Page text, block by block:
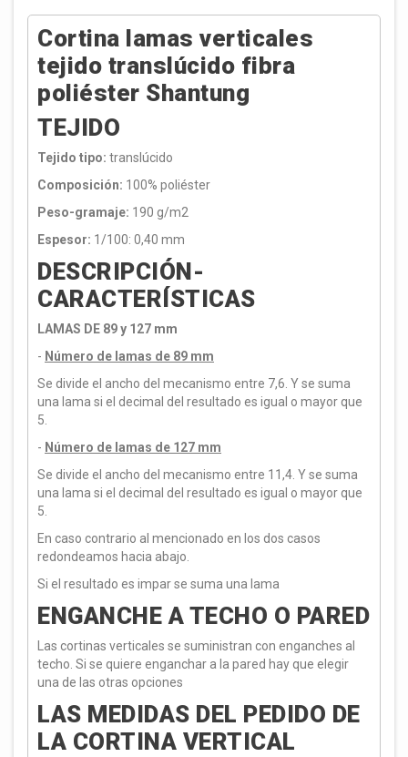
Cortina lamas verticales
tejido translúcido fibra
poliéster Shantung
TEJIDO
Tejido tipo: translúcido
Composición: 100% poliéster
Peso-gramaje: 190 g/m2
Espesor: 1/100: 0,40 mm
DESCRIPCIÓN-
CARACTERÍSTICAS
LAMAS DE 89 y 127 mm
- Número de lamas de 89 mm
Se divide el ancho del mecanismo entre 7,6. Y se suma
una lama si el decimal del resultado es igual o mayor que
5.
- Número de lamas de 127 mm
Se divide el ancho del mecanismo entre 11,4. Y se suma
una lama si el decimal del resultado es igual o mayor que
5.
En caso contrario al mencionado en los dos casos
redondeamos hacia abajo.
Si el resultado es impar se suma una lama
ENGANCHE A TECHO O PARED
Las cortinas verticales se suministran con enganches al
techo. Si se quiere enganchar a la pared hay que elegir
una de las otras opciones
LAS MEDIDAS DEL PEDIDO DE
LA CORTINA VERTICAL